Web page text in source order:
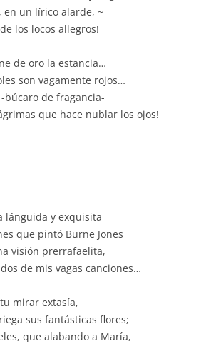
en un lírico alarde, ~
los locos allegros!
de oro la estancia…
son vagamente rojos…
búcaro de fragancia-
que hace nublar los ojos!
lánguida y exquisita
que pintó Burne Jones
visión prerrafaelita,
de mis vagas canciones…
mirar extasía,
sus fantásticas flores;
que alabando a María,